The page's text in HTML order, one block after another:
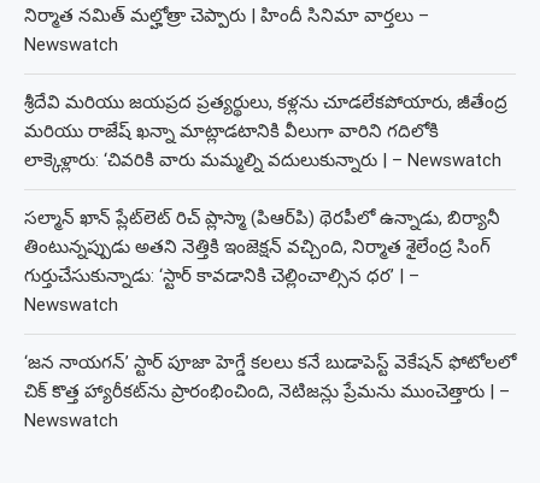
నిర్మాత నమిత్ మల్హోత్రా చెప్పారు | హిందీ సినిమా వార్తలు –
Newswatch
శ్రీదేవి మరియు జయప్రద ప్రత్యర్థులు, కళ్లను చూడలేకపోయారు, జీతేంద్ర
మరియు రాజేష్ ఖన్నా మాట్లాడటానికి వీలుగా వారిని గదిలోకి
లాక్కెళ్లారు: ‘చివరికి వారు మమ్మల్ని వదులుకున్నారు | – Newswatch
సల్మాన్ ఖాన్ ప్లేట్‌లెట్ రిచ్ ప్లాస్మా (పిఆర్‌పి) థెరపీలో ఉన్నాడు, బిర్యానీ
తింటున్నప్పుడు అతని నెత్తికి ఇంజెక్షన్ వచ్చింది, నిర్మాత శైలేంద్ర సింగ్
గుర్తుచేసుకున్నాడు: ‘స్టార్ కావడానికి చెల్లించాల్సిన ధర’ | –
Newswatch
‘జన నాయగన్’ స్టార్ పూజా హెగ్డే కలలు కనే బుడాపెస్ట్ వెకేషన్ ఫోటోలలో
చిక్ కొత్త హ్యారీకట్‌ను ప్రారంభించింది, నెటిజన్లు ప్రేమను ముంచెత్తారు | –
Newswatch